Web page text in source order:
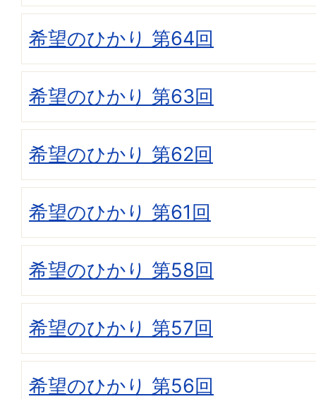
希望のひかり 第64回
希望のひかり 第63回
希望のひかり 第62回
希望のひかり 第61回
希望のひかり 第58回
希望のひかり 第57回
希望のひかり 第56回